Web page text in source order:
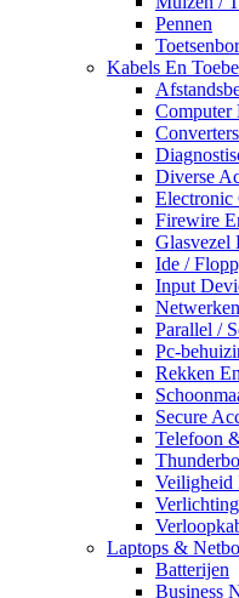
Pennen
Kabels En
Computer
Diverse
Electronic
Firewire
Glasvezel
Ide /
Input
Parallel /
Pc-
Rekken
Secure
Telefoon
Veiligheid
Laptops &
Batterijen
Business